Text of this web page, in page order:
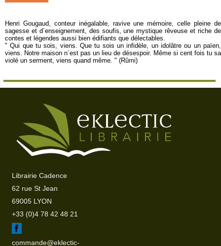
Henri Gougaud, conteur inégalable, ravive une mémoire, celle pleine de
sagesse et d´enseignement, des soufis, une mystique rêveuse et riche de
contes et légendes aussi bien édifiants que délectables.
" Qui que tu sois, viens. Que tu sois un infidèle, un idolâtre ou un païen,
viens. Notre maison n´est pas un lieu de désespoir. Même si cent fois tu sa
violé un serment, viens quand même. " (Rûmi)
Librairie Cadence
62 rue St Jean
69005 LYON
+33 (0)4 78 42 48 21
commande@eklectic-